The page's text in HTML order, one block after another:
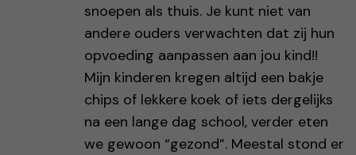
snoepen als thuis. Je kunt niet van
andere ouders verwachten dat zij hun
opvoeding aanpassen aan jou kind!!
Mijn kinderen kregen altijd een bakje
chips of lekkere koek of iets dergelijks
na een lange dag school, verder eten
we gewoon “gezond”. Meestal stond er